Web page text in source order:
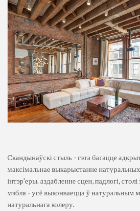
Скандынаўскі стыль - гэта багацце
максімальнае выкарыстанне
інтэр'еры. аздабленне сцен, падлогі,
мэбля - усё выконваецца ў натуральным
натуральнага колеру.